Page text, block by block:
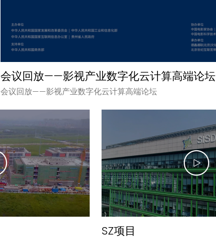
会议回放——影视产业数字化云计算高端论坛
会议回放——影视产业数字化云计算高端论坛
SZ项目